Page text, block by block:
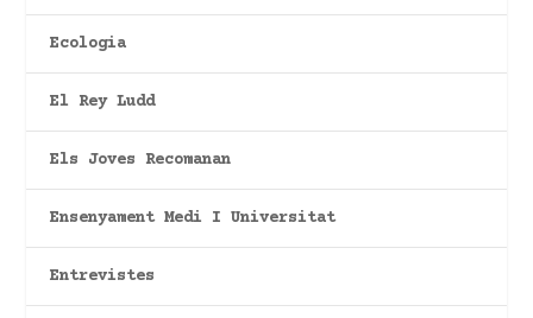
Ecologia
El Rey Ludd
Els Joves Recomanan
Ensenyament Medi I Universitat
Entrevistes